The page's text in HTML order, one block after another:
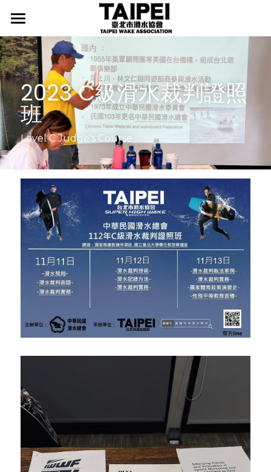
首頁
最新消息
行事曆
新聞發佈
協會介紹
協會宗旨
協會起源
組織架構
推手介紹
臺北滑水隊
臺北滑水隊介紹
師資介紹
我要入隊
歷年成績
相關辦法
LEVEL證照
檢定辦法
檢定榜單
國際賽事規則
個人入會辦法
團體入會辦法
國際媒體
國際賽事新聞
國際賽事影片
國內賽事新聞
國內賽事影片
精選照片
國際賽事集錦
國內賽事集錦
國際培訓集錦
國內培訓集錦
訓練中心
2023 C級滑水裁判證照
班
Level C Judge's Course